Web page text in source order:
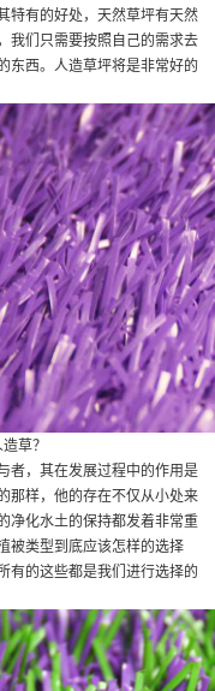
特有的好处，天然草坪有天然
我们只需要按照自己的需求去
东西。人造草坪将是非常好的
草？
者，其在发展过程中的作用是
那样，他的存在不仅从小处来
净化水土的保持都发着非常重
被类型到底应该怎样的选择
有的这些都是我们进行选择的